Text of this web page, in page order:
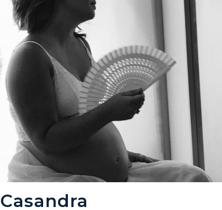
Casandra